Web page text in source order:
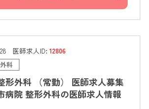
医師求人ID:12806
科
形外科 （常勤） 医師求人募集
病院 整形外科の医師求人情報